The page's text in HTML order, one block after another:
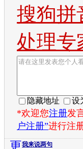
搜狗拼
处理专
隐藏地址 设
*欢迎您注册发
户注册”进行注
我来说两句
更